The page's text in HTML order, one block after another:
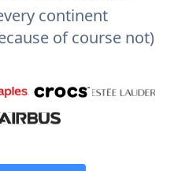
continent
of course not)